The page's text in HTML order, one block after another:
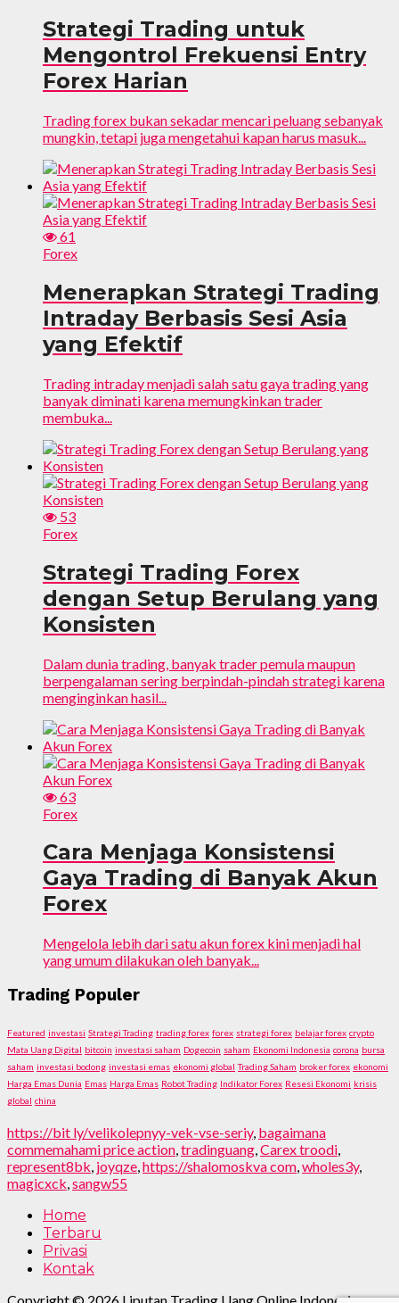
Strategi Trading untuk
Mengontrol Frekuensi Entry
Forex Harian
Trading forex bukan sekadar mencari peluang sebanyak
mungkin, tetapi juga mengetahui kapan harus masuk...
61
Forex
Menerapkan Strategi Trading
Intraday Berbasis Sesi Asia
yang Efektif
Trading intraday menjadi salah satu gaya trading yang
banyak diminati karena memungkinkan trader
membuka...
53
Forex
Strategi Trading Forex
dengan Setup Berulang yang
Konsisten
Dalam dunia trading, banyak trader pemula maupun
berpengalaman sering berpindah-pindah strategi karena
menginginkan hasil...
63
Forex
Cara Menjaga Konsistensi
Gaya Trading di Banyak Akun
Forex
Mengelola lebih dari satu akun forex kini menjadi hal
yang umum dilakukan oleh banyak...
Trading Populer
Featured investasi Strategi Trading trading forex forex strategi forex belajar forex crypto
Mata Uang Digital bitcoin investasi saham Dogecoin saham Ekonomi Indonesia corona bursa
saham investasi bodong investasi emas ekonomi global Trading Saham broker forex ekonomi
Harga Emas Dunia Emas Harga Emas Robot Trading Indikator Forex Resesi Ekonomi krisis
global china
https://bit ly/velikolepnyy-vek-vse-seriy, bagaimana
commemahami price action tradinguang Carex troodi
represent8bk joyqze https://shalomoskva com wholes3y,
magicxck sangw55
Home
Terbaru
Privasi
Kontak
Copyright © 2026 Liputan Trading Uang Online Indonesia.